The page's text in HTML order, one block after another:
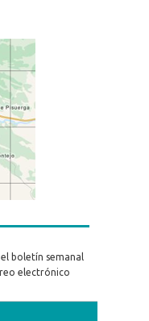
boletín semanal
electrónico